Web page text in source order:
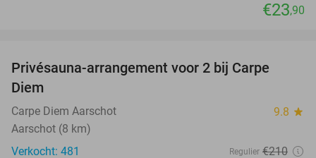
€23,90
Privésauna-arrangement voor 2 bij Carpe
Diem
Carpe Diem Aarschot 9.8 star
Aarschot (8 km)
Verkocht: 481
Regulier €210